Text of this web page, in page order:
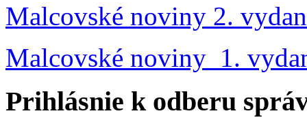
Malcovské noviny 2.
Malcovské noviny 1.
Prihlásnie k odberu